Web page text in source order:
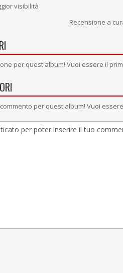
visibilità
Recensione a
per quest'album! Vuoi essere il
per quest'album! Vuoi